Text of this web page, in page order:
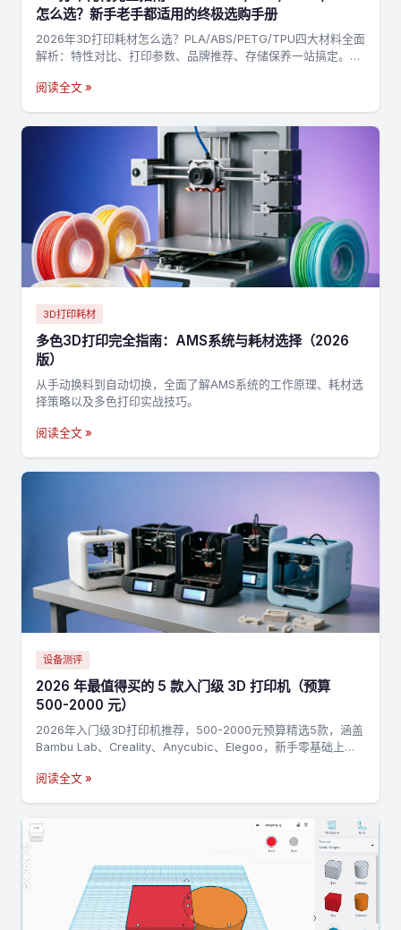
怎么选？新手老手都适用的终极选购手册
2026年3D打印耗材怎么选？PLA/ABS/PETG/TPU四大材料全面
解析：特性对比、打印参数、品牌推荐、存储保养一站搞定。附
阅读全文 »
3D打印耗材
多色3D打印完全指南：AMS系统与耗材选择（2026
版）
从手动换料到自动切换，全面了解AMS系统的工作原理、耗材选
择策略以及多色打印实战技巧。
阅读全文 »
设备测评
2026 年最值得买的 5 款入门级 3D 打印机（预算
500-2000 元）
2026年入门级3D打印机推荐，500-2000元预算精选5款，涵盖
Bambu Lab、Creality、Anycubic、Elegoo，新手零基础上手
阅读全文 »